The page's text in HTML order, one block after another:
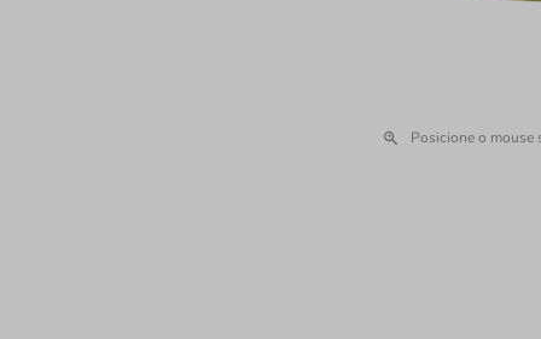
Posicione o mouse